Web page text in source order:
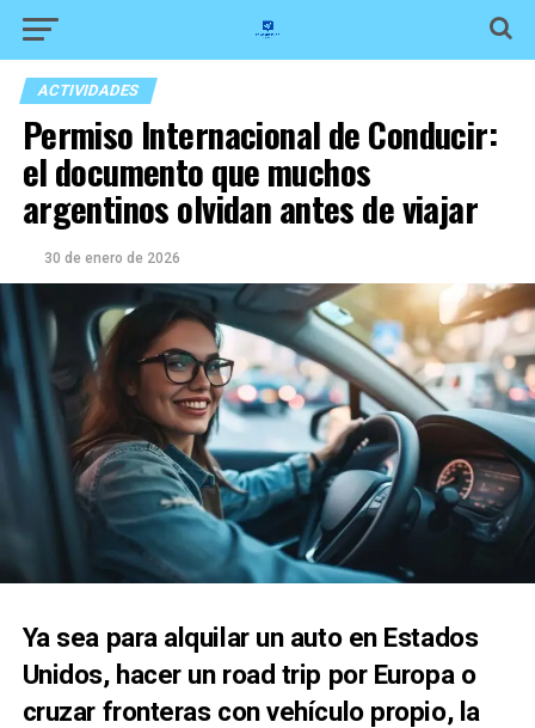
ACTIVIDADES
Permiso Internacional de Conducir:
el documento que muchos
argentinos olvidan antes de viajar
30 de enero de 2026
Ya sea para alquilar un auto en Estados
Unidos, hacer un road trip por Europa o
cruzar fronteras con vehículo propio, la